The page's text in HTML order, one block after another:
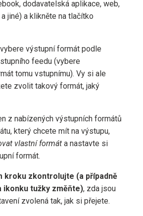
dodavatelská aplikace, web,
jiné) a klikněte na tlačítko
výstupní formát podle
feedu (vybere
tomu vstupnímu). Vy si ale
zvolit takový formát, jaký
z nabízených výstupních formátů
který chcete mít na výstupu,
vlastní formát a nastavte si
formát.
kroku zkontrolujte (a případně
ikonku tužky změňte), zda jsou
zvolená tak, jak si přejete.